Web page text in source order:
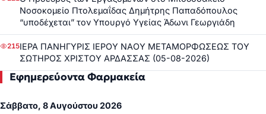
Νοσοκομείο Πτολεμαΐδας Δημήτρης Παπαδόπουλος
“υποδέχεται” τον Υπουργό Υγείας Άδωνι Γεωργιάδη
215ΙΕΡΑ ΠΑΝΗΓΥΡΙΣ ΙΕΡΟΥ ΝΑΟΥ ΜΕΤΑΜΟΡΦΩΣΕΩΣ ΤΟΥ
ΣΩΤΗΡΟΣ ΧΡΙΣΤΟΥ ΑΡΔΑΣΣΑΣ (05-08-2026)
Εφημερεύοντα Φαρμακεία
Σάββατο, 8 Αυγούστου 2026